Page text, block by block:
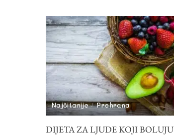
Najčitanije Prehrana
DIJETA ZA LJUDE KOJI BOLUJU